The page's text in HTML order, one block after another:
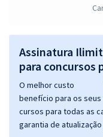
Conhecimentos
CREF ES - Conselho
Assinatura
para concursos
O melhor custo
benefício para os
cursos para todas as
garantia de